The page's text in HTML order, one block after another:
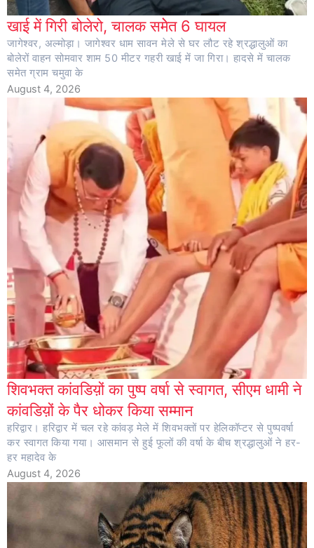
खाई में गिरी बोलेरो, चालक समेेत 6 घायल
जागेश्वर, अल्मोड़ा। जागेश्वर धाम सावन मेले से घर लौट रहे श्रद्धालुओं का
बोलेरों वाहन सोमवार शाम 50 मीटर गहरी खाई में जा गिरा। हादसे में चालक
समेत ग्राम चमुवा के
August 4, 2026
शिवभक्त कांवडिय़ों का पुष्प वर्षा से स्वागत, सीएम धामी ने
कांवडिय़ों के पैर धोकर किया सम्मान
हरिद्वार। हरिद्वार में चल रहे कांवड़ मेले में शिवभक्तों पर हेलिकॉप्टर से पुष्पवर्षा
कर स्वागत किया गया। आसमान से हुई फूलों की वर्षा के बीच श्रद्धालुओं ने हर-
हर महादेव के
August 4, 2026